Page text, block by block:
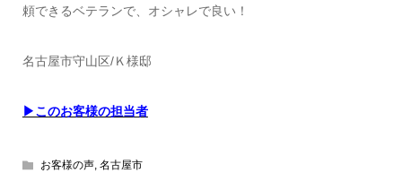
頼できるベテランで、オシャレで良い！
名古屋市守山区/Ｋ様邸
▶このお客様の担当者
お客様の声, 名古屋市